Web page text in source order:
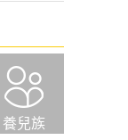
養兒族